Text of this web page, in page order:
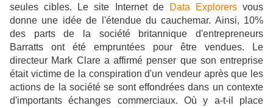
seules cibles. Le site Internet de
Data Explorersvous
donne une idée de l'étendue du cauchemar. Ainsi, 10%
des parts de la société britannique d'entrepreneurs
Barratts ont été empruntées pour être vendues. Le
directeur Mark Clare a affirmé penser que son entreprise
était victime de la conspiration d'un vendeur après que les
actions de la société se sont effondrées dans un contexte
d'importants échanges commerciaux. Où y a-t-il place